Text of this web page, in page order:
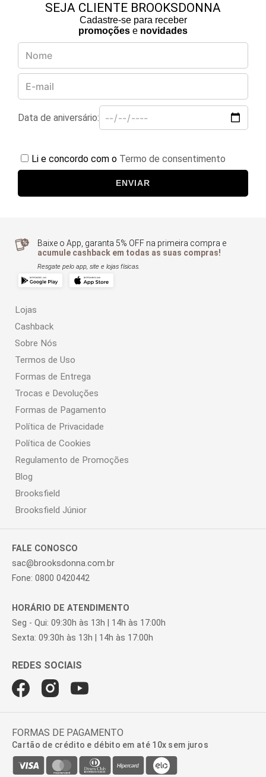
SEJA CLIENTE BROOKSDONNA
Cadastre-se para receber
promoções e novidades
Data de aniversário:
Li e concordo com o Termo de consentimento
ENVIAR
Baixe o App, garanta 5% OFF na primeira compra e
acumule cashback em todas as suas compras!
Resgate pelo app, site e lojas físicas.
Lojas
Cashback
Sobre Nós
Termos de Uso
Formas de Entrega
Trocas e Devoluções
Formas de Pagamento
Política de Privacidade
Política de Cookies
Regulamento de Promoções
Blog
Brooksfield
Brooksfield Júnior
FALE CONOSCO
sac@brooksdonna.com.br
Fone: 0800 0420442
HORÁRIO DE ATENDIMENTO
Seg - Qui: 09:30h às 13h | 14h às 17:00h
Sexta: 09:30h às 13h | 14h às 17:00h
FORMAS DE PAGAMENTO
Cartão de crédito e débito em até 10x sem juros